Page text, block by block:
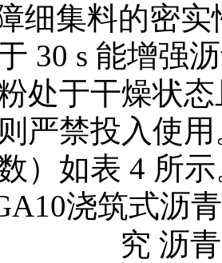
细集料的密
30 s 能增强
处于干燥状
严禁投入使
）如表 4 所